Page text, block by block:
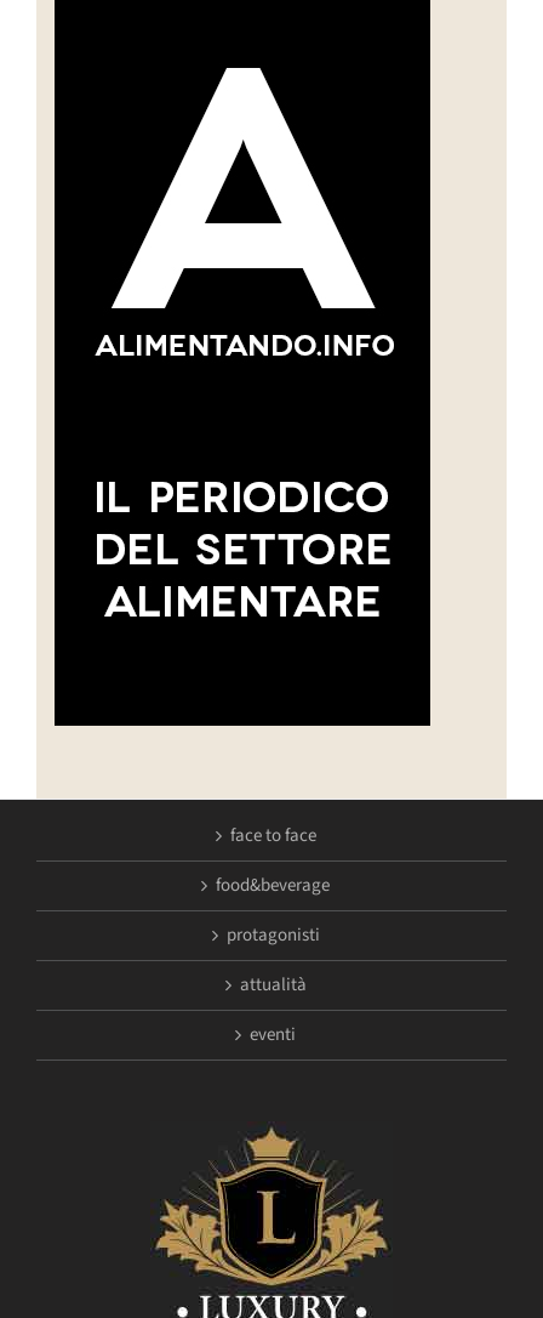
face to face
food&beverage
protagonisti
attualità
eventi